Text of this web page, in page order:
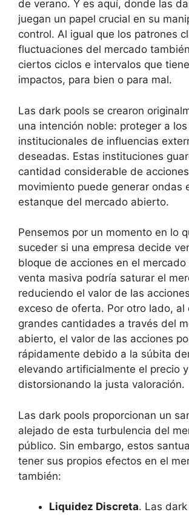
de verano. Y es aquí, donde las
juegan un papel crucial en su
control. Al igual que los patrones
fluctuaciones del mercado
ciertos ciclos e intervalos que
impactos, para bien o para mal.
Las dark pools se crearon
una intención noble: proteger a
institucionales de influencias
deseadas. Estas instituciones
cantidad considerable de
movimiento puede generar ondas
estanque del mercado abierto.
Pensemos por un momento en lo
suceder si una empresa decide
bloque de acciones en el
venta masiva podría saturar el
reduciendo el valor de las
exceso de oferta. Por otro lado, al
grandes cantidades a través del
abierto, el valor de las acciones
rápidamente debido a la súbita
elevando artificialmente el precio y
distorsionando la justa valoración.
Las dark pools proporcionan un
alejado de esta turbulencia del
público. Sin embargo, estos
tener sus propios efectos en el
también:
Liquidez Discreta. Las